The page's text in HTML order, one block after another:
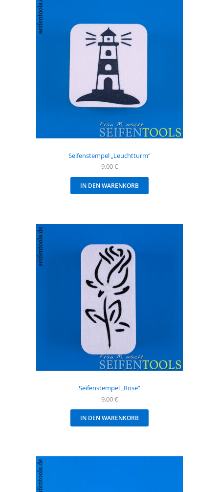
Seifenstempel „Leuchtturm“
9,00€
IN DEN WARENKORB
Seifenstempel „Rose“
9,00€
IN DEN WARENKORB